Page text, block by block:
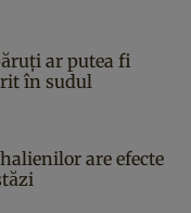
ar putea fi
în sudul
are efecte